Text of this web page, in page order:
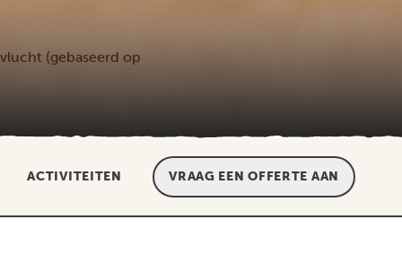
(gebaseerd op
ACTIVITEITEN VRAAG EEN OFFERTE AAN